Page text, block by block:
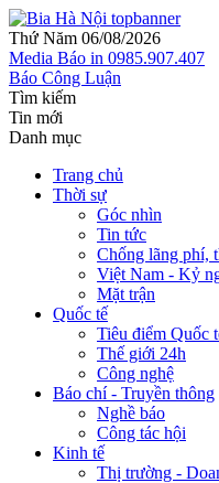
Thứ Năm 06/08/2026
Media Báo in 0985.907.407
Báo Công Luận
Tìm kiếm
Tin mới
Danh mục
Trang chủ
Thời sự
Góc nhìn
Tin tức
Chống lãng phí,
Việt Nam - Kỷ
Mặt trận
Quốc tế
Tiêu điểm Quốc
Thế giới 24h
Công nghệ
Báo chí - Truyền thông
Nghề báo
Công tác hội
Kinh tế
Thị trường -